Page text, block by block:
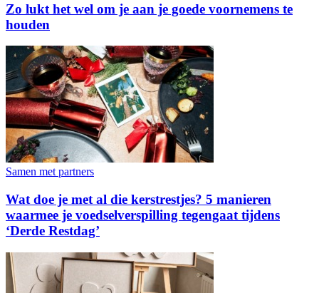
Zo lukt het wel om je aan je goede voornemens te
houden
Samen met partners
Wat doe je met al die kerstrestjes? 5 manieren
waarmee je voedselverspilling tegengaat tijdens
‘Derde Restdag’